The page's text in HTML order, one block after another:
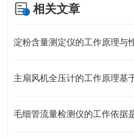
相关文章
淀粉含量测定仪的工作原理与
毛细管流量检测仪的工作依据